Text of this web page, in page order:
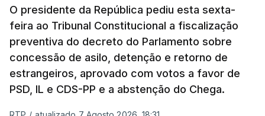
Presidente da República.
Assegurar que "ninguém é
prejudicado"
O presidente da República pediu esta sexta-
feira ao Tribunal Constitucional a fiscalização
preventiva do decreto do Parlamento sobre
concessão de asilo, detenção e retorno de
estrangeiros, aprovado com votos a favor de
PSD, IL e CDS-PP e a abstenção do Chega.